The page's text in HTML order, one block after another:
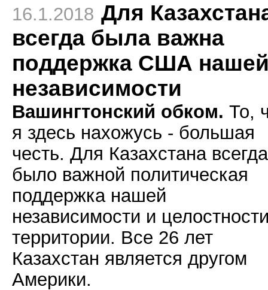
16.1.2018 Для
всегда была важна
поддержка США
независимости
Вашингтонский обком. То,
я здесь нахожусь - большая
честь. Для Казахстана всегда
было важной политическая
поддержка нашей
независимости и
территории. Все 26 лет
Казахстан является другом
Америки.